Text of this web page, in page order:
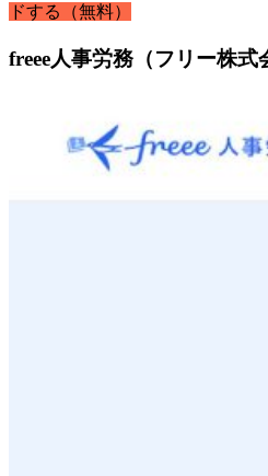
ドする（無料）
freee人事労務（フリー株式